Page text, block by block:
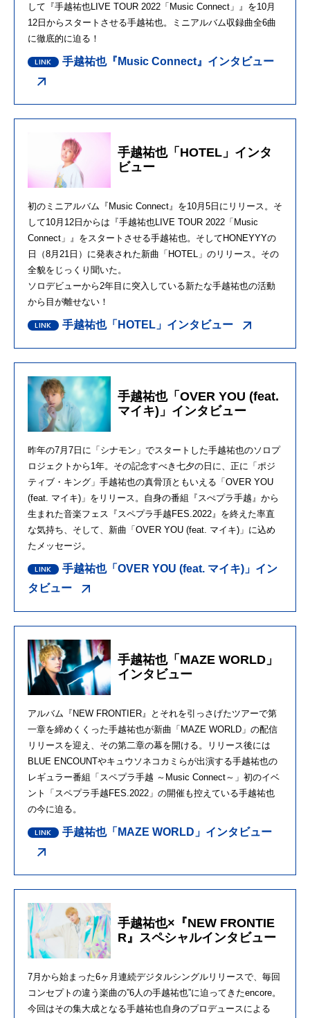
して『手越祐也LIVE TOUR 2022「Music Connect」』を10月
12日からスタートさせる手越祐也。ミニアルバム収録曲全6曲
に徹底的に迫る！
手越祐也『Music Connect』インタビュー
手越祐也「HOTEL」インタ
ビュー
初のミニアルバム『Music Connect』を10月5日にリリース。そ
して10月12日からは『手越祐也LIVE TOUR 2022「Music
Connect」』をスタートさせる手越祐也。そしてHONEYYYの
日（8月21日）に発表された新曲「HOTEL」のリリース。その
全貌をじっくり聞いた。
ソロデビューから2年目に突入している新たな手越祐也の活動
から目が離せない！
手越祐也「HOTEL」インタビュー
手越祐也「OVER YOU (feat.
マイキ)」インタビュー
昨年の7月7日に「シナモン」でスタートした手越祐也のソロプ
ロジェクトから1年。その記念すべき七夕の日に、正に「ポジ
ティブ・キング」手越祐也の真骨頂ともいえる「OVER YOU
(feat. マイキ)」をリリース。自身の番組『スぺプラ手越』から
生まれた音楽フェス『スペプラ手越FES.2022』を終えた率直
な気持ち、そして、新曲「OVER YOU (feat. マイキ)」に込め
たメッセージ。
手越祐也「OVER YOU (feat. マイキ)」イン
タビュー
手越祐也「MAZE WORLD」
インタビュー
アルバム『NEW FRONTIER』とそれを引っさげたツアーで第
一章を締めくくった手越祐也が新曲「MAZE WORLD」の配信
リリースを迎え、その第二章の幕を開ける。リリース後には
BLUE ENCOUNTやキュウソネコカミらが出演する手越祐也の
レギュラー番組「スペプラ手越 ～Music Connect～」初のイベ
ント「スペプラ手越FES.2022」の開催も控えている手越祐也
の今に迫る。
手越祐也「MAZE WORLD」インタビュー
手越祐也×『NEW FRONTIE
R』スペシャルインタビュー
7月から始まった6ヶ月連続デジタルシングルリリースで、毎回
コンセプトの違う楽曲の”6人の手越祐也”に迫ってきたencore。
今回はその集大成となる手越祐也自身のプロデュースによる